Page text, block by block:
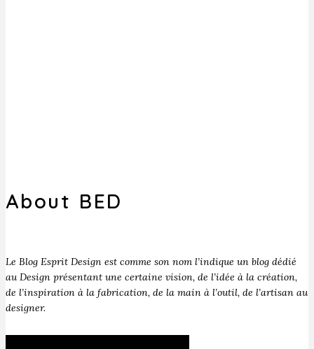
About BED
Le Blog Esprit Design est comme son nom l’indique un blog dédié
au Design présentant une certaine vision, de l’idée à la création,
de l’inspiration à la fabrication, de la main à l’outil, de l’artisan au
designer.